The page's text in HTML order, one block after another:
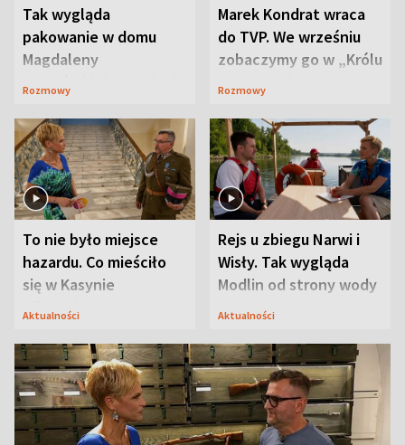
Tak wygląda
pakowanie w domu
Magdaleny
Waligórskiej-Lisieckiej.
Rozmowy
Marek Kondrat wraca
do TVP. We wrześniu
zobaczymy go w „Królu
Maciusiu I”
Rozmowy
To nie było miejsce
hazardu. Co mieściło
się w Kasynie
Oficerskim?
Aktualności
Rejs u zbiegu Narwi i
Wisły. Tak wygląda
Modlin od strony wody
Aktualności